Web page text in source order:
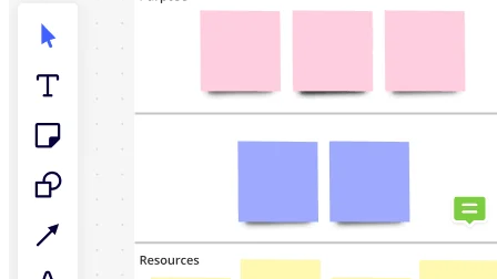
Zeitachsen
Talktrack
Einsatzbereiche
KI-Playbooks entdecken
Im Miroverse umschauen
Allgemein